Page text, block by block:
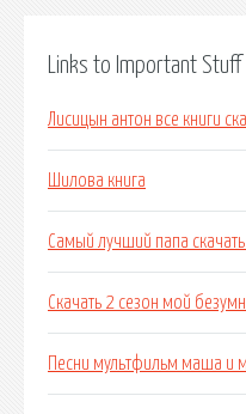
Links to Important Stuff
Лисицын антон все книги
Шилова книга
Самый лучший папа
Скачать 2 сезон мой
Песни мультфильм маша и